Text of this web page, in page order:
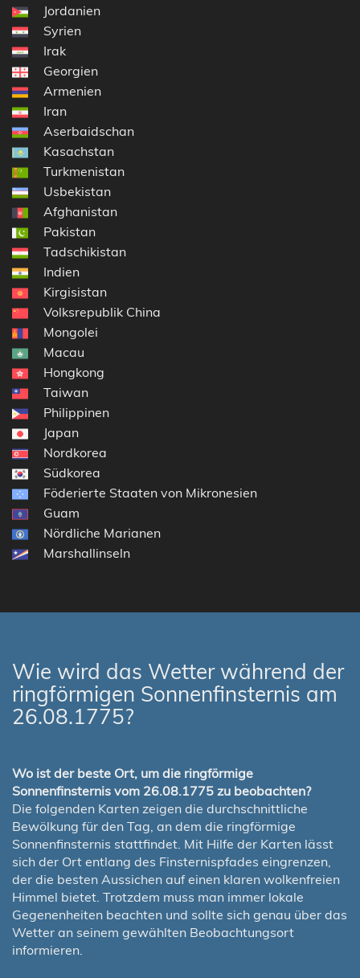
Jordanien
Syrien
Irak
Georgien
Armenien
Iran
Aserbaidschan
Kasachstan
Turkmenistan
Usbekistan
Afghanistan
Pakistan
Tadschikistan
Indien
Kirgisistan
Volksrepublik China
Mongolei
Macau
Hongkong
Taiwan
Philippinen
Japan
Nordkorea
Südkorea
Föderierte Staaten von Mikronesien
Guam
Nördliche Marianen
Marshallinseln
Wie wird das Wetter während der
ringförmigen Sonnenfinsternis am
26.08.1775?
Wo ist der beste Ort, um die ringförmige
Sonnenfinsternis vom 26.08.1775 zu beobachten?
Die folgenden Karten zeigen die durchschnittliche
Bewölkung für den Tag, an dem die ringförmige
Sonnenfinsternis stattfindet. Mit Hilfe der Karten lässt
sich der Ort entlang des Finsternispfades eingrenzen,
der die besten Aussichen auf einen klaren wolkenfreien
Himmel bietet. Trotzdem muss man immer lokale
Gegenenheiten beachten und sollte sich genau über das
Wetter an seinem gewählten Beobachtungsort
informieren.